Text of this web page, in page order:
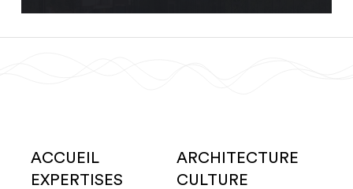
ACCUEIL
EXPERTISES
ARCHITECTURE
CULTURE